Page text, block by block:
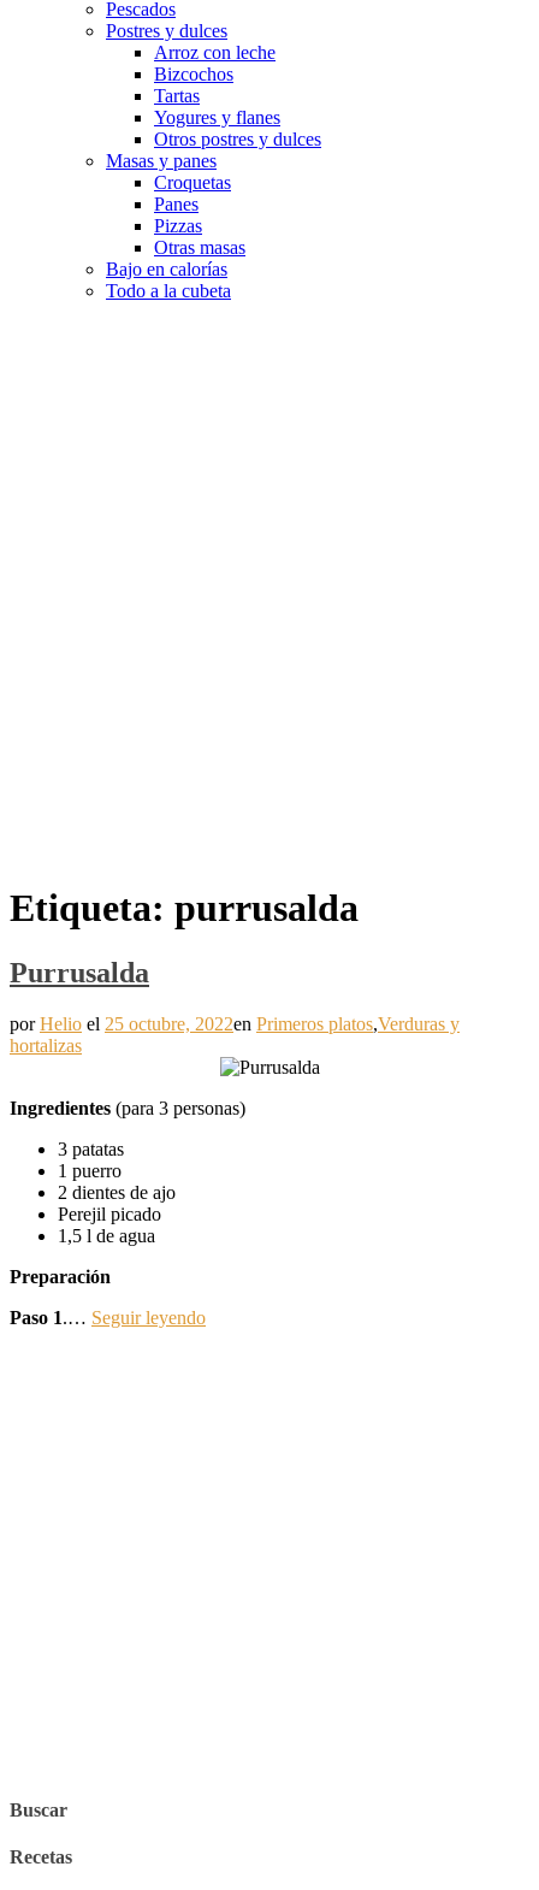
Pescados
Postres y dulces
Arroz con leche
Bizcochos
Tartas
Yogures y flanes
Otros postres y dulces
Masas y panes
Croquetas
Panes
Pizzas
Otras masas
Bajo en calorías
Todo a la cubeta
Etiqueta: purrusalda
Purrusalda
porHelio el 25 octubre, 2022en Primeros platos,Verduras y
hortalizas
Ingredientes (para 3 personas)
3 patatas
1 puerro
2 dientes de ajo
Perejil picado
1,5 l de agua
Preparación
Paso 1.… Seguir leyendo
Buscar
Recetas